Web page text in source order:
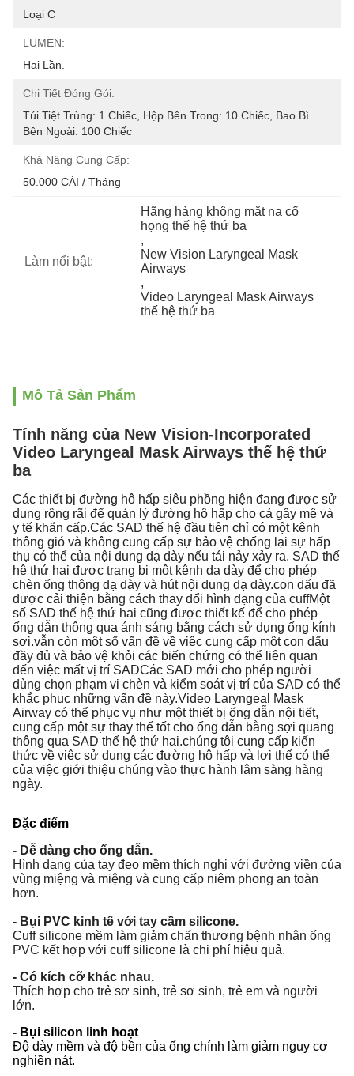
Loại C
LUMEN:
Hai Lần.
Chi Tiết Đóng Gói:
Túi Tiệt Trùng: 1 Chiếc, Hộp Bên Trong: 10 Chiếc, Bao Bì
Bên Ngoài: 100 Chiếc
Khả Năng Cung Cấp:
50.000 CÁI / Tháng
Làm nổi bật:
Hãng hàng không mặt nạ cổ
họng thế hệ thứ ba
,
New Vision Laryngeal Mask
Airways
,
Video Laryngeal Mask Airways
thế hệ thứ ba
Mô Tả Sản Phẩm
Tính năng của New Vision-Incorporated
Video Laryngeal Mask Airways thế hệ thứ
ba
Các thiết bị đường hô hấp siêu phồng hiện đang được sử
dụng rộng rãi để quản lý đường hô hấp cho cả gây mê và
y tế khẩn cấp.Các SAD thế hệ đầu tiên chỉ có một kênh
thông gió và không cung cấp sự bảo vệ chống lại sự hấp
thụ có thể của nội dung dạ dày nếu tái nảy xảy ra. SAD thế
hệ thứ hai được trang bị một kênh dạ dày để cho phép
chèn ống thông dạ dày và hút nội dung dạ dày.con dấu đã
được cải thiện bằng cách thay đổi hình dạng của cuffMột
số SAD thế hệ thứ hai cũng được thiết kế để cho phép
ống dẫn thông qua ánh sáng bằng cách sử dụng ống kính
sợi.vẫn còn một số vấn đề về việc cung cấp một con dấu
đầy đủ và bảo vệ khỏi các biến chứng có thể liên quan
đến việc mất vị trí SADCác SAD mới cho phép người
dùng chọn phạm vi chèn và kiểm soát vị trí của SAD có thể
khắc phục những vấn đề này.Video Laryngeal Mask
Airway có thể phục vụ như một thiết bị ống dẫn nội tiết,
cung cấp một sự thay thế tốt cho ống dẫn bằng sợi quang
thông qua SAD thế hệ thứ hai.chúng tôi cung cấp kiến
thức về việc sử dụng các đường hô hấp và lợi thế có thể
của việc giới thiệu chúng vào thực hành lâm sàng hàng
ngày.
Đặc điểm
- Dễ dàng cho ống dẫn.
Hình dạng của tay đeo mềm thích nghi với đường viền của
vùng miệng và miệng và cung cấp niêm phong an toàn
hơn.
- Bụi PVC kinh tế với tay cầm silicone.
Cuff silicone mềm làm giảm chấn thương bệnh nhân ống
PVC kết hợp với cuff silicone là chi phí hiệu quả.
- Có kích cỡ khác nhau.
Thích hợp cho trẻ sơ sinh, trẻ sơ sinh, trẻ em và người
lớn.
- Bụi silicon linh hoạt
Độ dày mềm và độ bền của ống chính làm giảm nguy cơ
nghiền nát.